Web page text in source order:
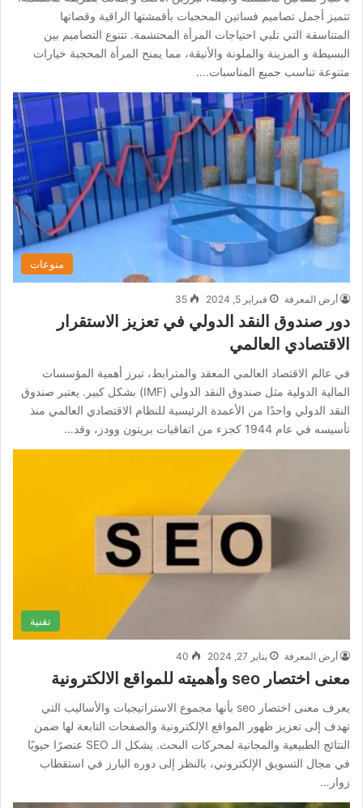
تتميز أجمل تصاميم فساتين المحجبات بأقمشتها الراقية وقصاتها
المتناسقة التي تلبي احتياجات المرأة المحتشمة. تتنوع التصاميم بين
البسيطة و المزينة والملونة والأنيقة، مما يمنح المرأة المحجبة خيارات
متنوعة تناسب جميع المناسبات.…
منوعات
أرض المعرفة فبراير 5, 2024 35
دور صندوق النقد الدولي في تعزيز الاستقرار
الاقتصادي العالمي
في عالم الاقتصاد العالمي المعقد والمترابط، تبرز أهمية المؤسسات
المالية الدولية مثل صندوق النقد الدولي (IMF) بشكل كبير. يعتبر صندوق
النقد الدولي واحدًا من الأعمدة الرئيسية للنظام الاقتصادي العالمي منذ
تأسيسه في عام 1944 كجزء من اتفاقيات بريتون وودز، وقد…
تقنية
أرض المعرفة يناير 27, 2024 40
معنى اختصار seo وأهميته للمواقع الالكترونية
يعرف معنى اختصار seo بأنها مجموع الاستراتيجيات والأساليب التي
تهدف إلى تعزيز ظهور المواقع الإلكترونية والصفحات التابعة لها ضمن
النتائج الطبيعية والمجانية لمحركات البحث. يشكل الـ SEO عنصرًا حيويًا
في مجال التسويق الإلكتروني، بالنظر إلى دوره البارز في استقطاب
زوار…